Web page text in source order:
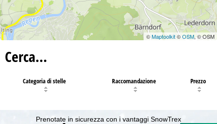
©Maptoolkit©OSM, © OSM
Cerca…
Categoria di stelle Raccomandazione Prezzo
Prenotate in sicurezza con i vantaggi SnowTrex